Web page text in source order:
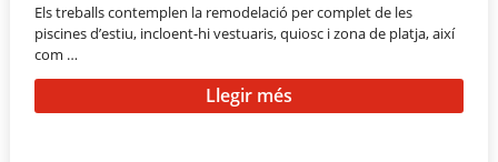
Els treballs contemplen la remodelació per complet de les
piscines d’estiu, incloent-hi vestuaris, quiosc i zona de platja, així
com …
Llegir més